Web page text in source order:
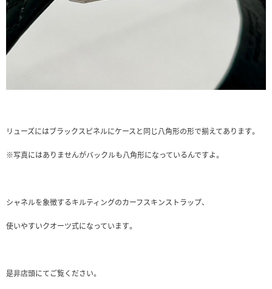
リューズにはブラックスピネルにケースと同じ八角形の形で揃えてあります。
※写真にはありませんがバックルも八角形になっているんですよ。
シャネルを象徴するキルティングのカーフスキンストラップ、
使いやすいクオーツ式になっています。
是非店頭にてご覧ください。